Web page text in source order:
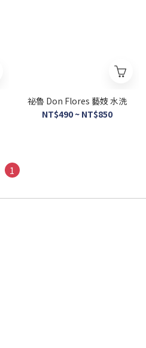
祕魯 Don Flores 藝妓 水洗
NT$490 ~ NT$850
1